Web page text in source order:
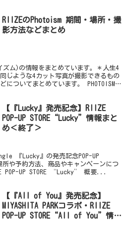
RIIZEのPhotoism 期間・場所・撮
影方法などまとめ
ム)の情報をまとめています。＊人生4
じような4カット写真が撮影できるもの
についてまとめています。 PHOTOISM X
【『Lucky』発売記念】RIIZE
POP-UP STORE“Lucky”情報まと
め＜終了＞
『Lucky』の発売記念POP-UP
や予約方法、商品やキャンペーンにつ
POP-UP STORE “Lucky” 概要...
【『All of You』発売記念】
MIYASHITA PARKコラボ・RIIZE
POP-UP STORE“All of You”情報